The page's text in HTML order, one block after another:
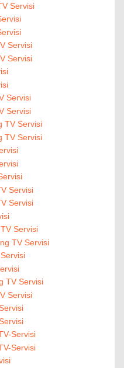
Servisi
Servisi
Servisi
Servisi
Servisi
TV Servisi
TV Servisi
Servisi
Servisi
Servisi
TV Servisi
TV Servisi
Servisi
Servisi
Servisi